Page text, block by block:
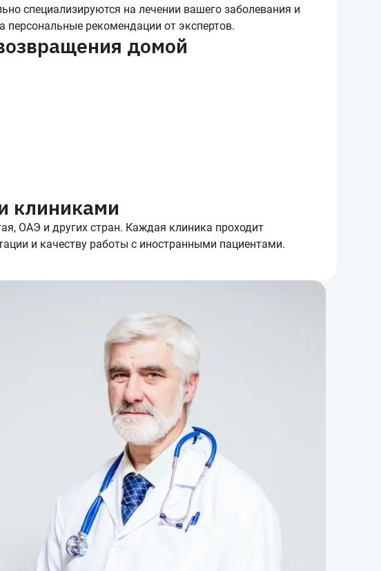
специализируются на лечении вашего заболевания и
рекомендации от экспертов.
домой
клиниками
ОАЭ и других стран. Каждая клиника проходит
и качеству работы с иностранными пациентами.